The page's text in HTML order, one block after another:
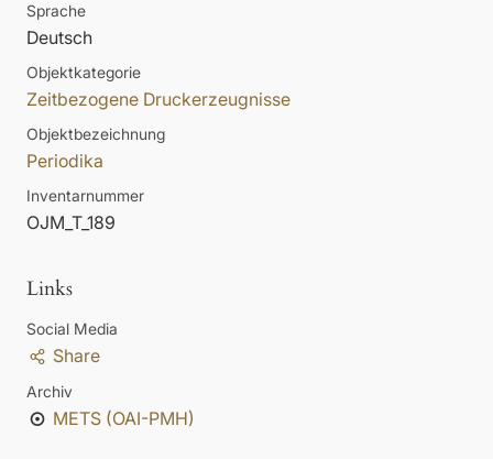
Sprache
Deutsch
Objektkategorie
Zeitbezogene Druckerzeugnisse
Objektbezeichnung
Periodika
Inventarnummer
OJM_T_189
Links
Social Media
Share
Archiv
METS (OAI-PMH)